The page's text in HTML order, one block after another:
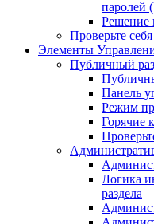
паролей
Решение
Проверьте себя
Элементы
Публичный
Панель
Режим
Горячие
Логика
раздела